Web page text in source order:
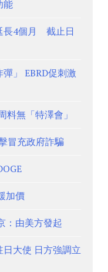
能
長4個月 截止日
」 EBRD促刺激
料無「特澤會」
冒充政府詐騙
加價
：由美方發起
大使 日方強調立